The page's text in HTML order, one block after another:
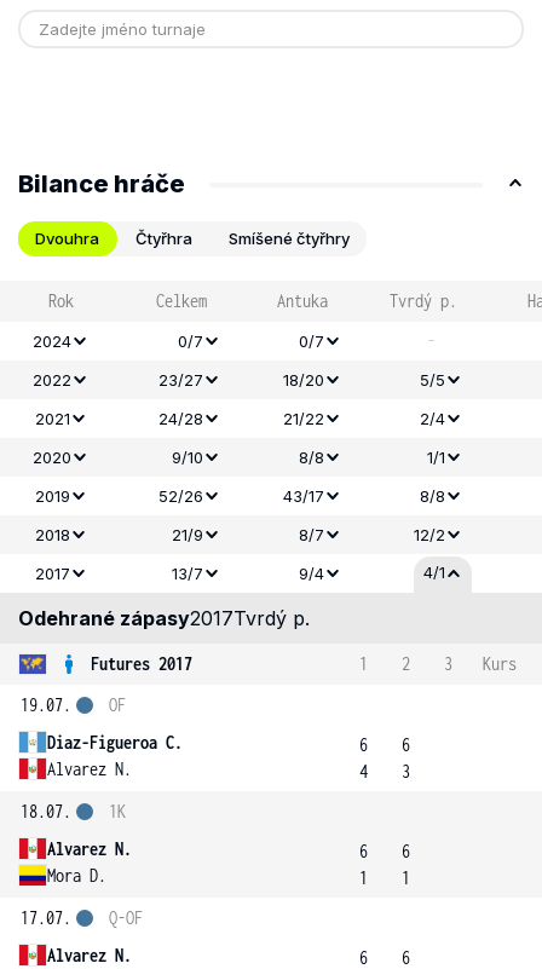
Bilance hráče
Dvouhra Čtyřhra Smíšené čtyřhry
Rok Celkem Antuka Tvrdý p.
2024 0/7 0/7 -
2022 23/27 18/20
5/5
2021
24/28 21/22
2/4
2020
9/10 8/8
1/1
2019
52/26 43/17
8/8
2018
21/9 8/7
12/2
2017
13/7 9/4 4/1
Odehrané zápasy2017Tvrdý p.
Futures 2017 1 2 3
Kurs
19.07.
Diaz-Figueroa C.
Alvarez N.
OF
6
4
6
3
18.07.
Alvarez N.
Mora D.
1K
6
1
6
1
17.07.
Alvarez N.
Q-OF
6
6